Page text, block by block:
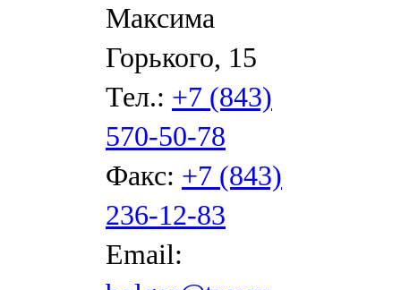
Максима
Горького, 15
Тел.: +7 (843)
570-50-78
Факс: +7 (843)
236-12-83
Email: